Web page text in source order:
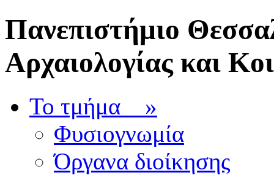
Πανεπιστήμιο
Αρχαιολογίας και
Το τμήμα »
Φυσιογνωμία
Όργανα διοίκησης